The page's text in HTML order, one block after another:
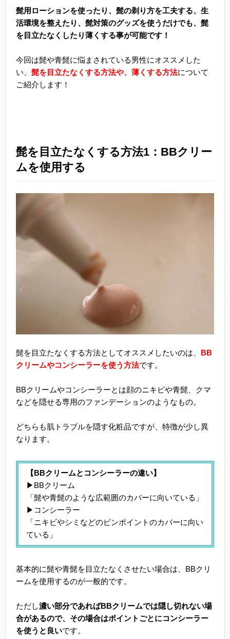
髭用ローションを使ったり、髭の剃り方を工夫する、生
活環境を整えたり、髭対策のグッズを使うだけでも、髭
を目立たなくしたり薄くする事が可能です！
今回は髭や青髭に悩まされている男性にオススメした
い、 髭を目立たなくする方法や、薄くする方法について
ご紹介します！
髭を目立たなくする方法1：BBクリー
ムを使用する
髭を目立たなくする方法としてオススメしたいのは、 BB
クリームやコンシーラーを使う方法です。
BBクリームやコンシーラーとは顔のニキビや青髭、クマ
などを隠せる専用のファンデーションのようなもの。
どちらも肌トラブルを隠す化粧品ですが、特徴が少し異
なります。
【BBクリームとコンシーラーの違い】
▶BBクリーム
「髭や青髭のような広範囲のカバーに向いている」
▶コンシーラー
「ニキビやシミなどのピンポイントのカバーに向い
ている」
基本的に髭や青髭を目立たなくさせたい場合は、BBクリ
ームを使用するのが一般的です。
ただし濃い部分であればBBクリームでは隠し切れない場
合があるので、その場合はポイントごとにコンシーラー
を使うと良いです。